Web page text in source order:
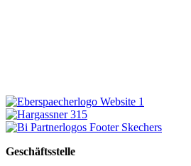
Geschäftsstelle